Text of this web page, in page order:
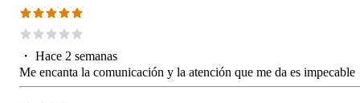
・ Hace 2 semanas
Me encanta la comunicación y la atención que me da es impecable